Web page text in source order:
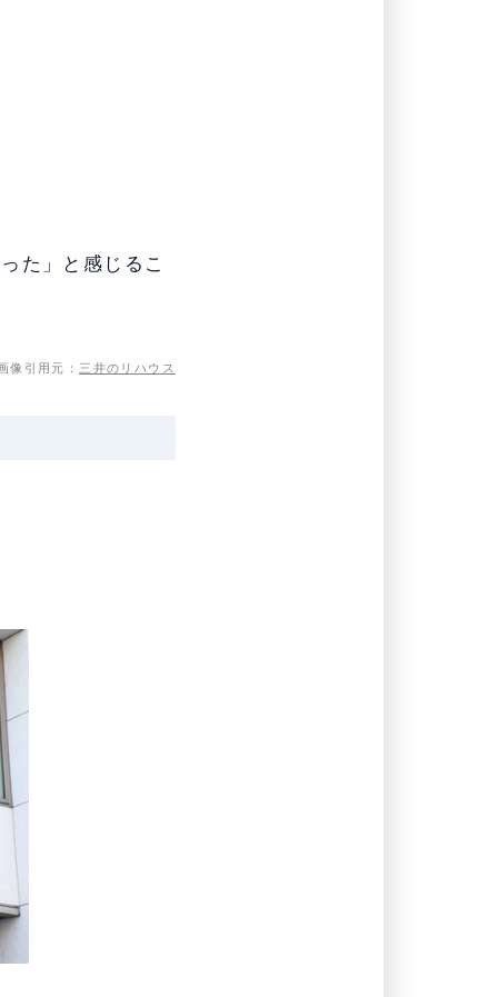
た」と感じるこ
像引用元： 三井のリハウス